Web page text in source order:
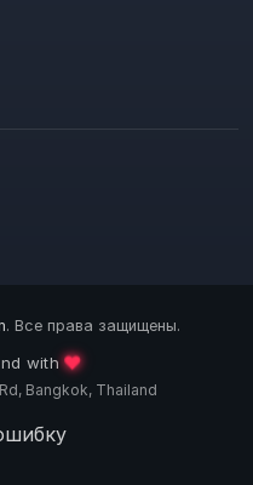
. Все права защищены.
with❤️
Bangkok, Thailand